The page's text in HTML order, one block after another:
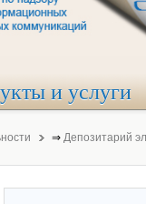
и услуги
⇒ Депозитарий